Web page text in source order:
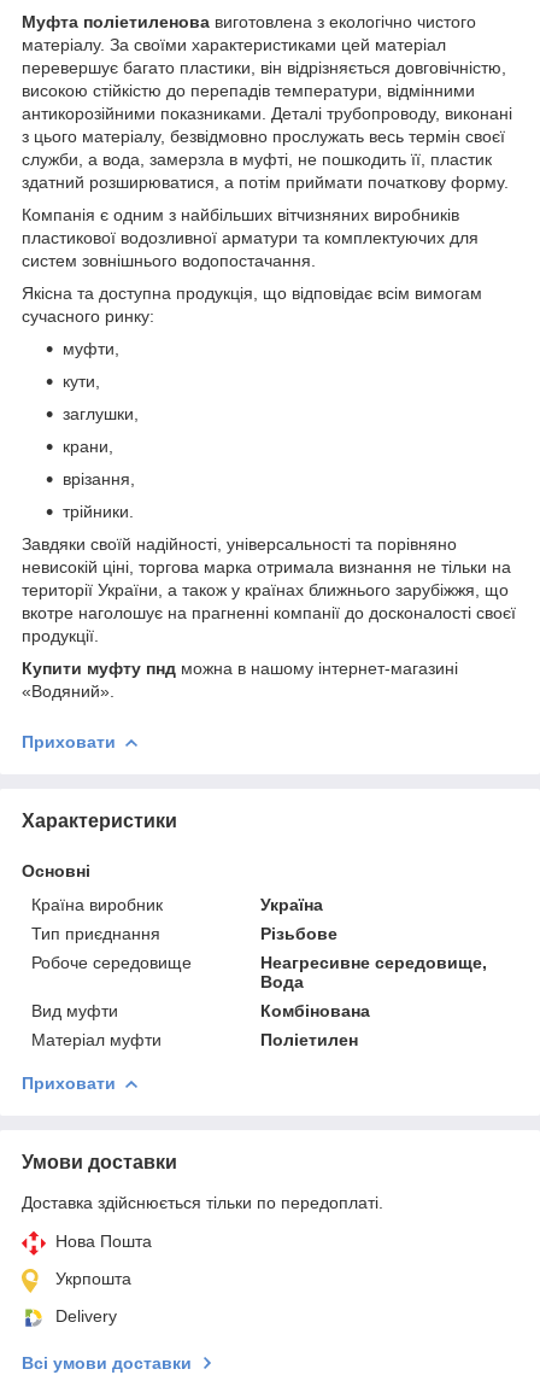
Муфта поліетиленова виготовлена з екологічно чистого
матеріалу. За своїми характеристиками цей матеріал
перевершує багато пластики, він відрізняється довговічністю,
високою стійкістю до перепадів температури, відмінними
антикорозійними показниками. Деталі трубопроводу, виконані
з цього матеріалу, безвідмовно прослужать весь термін своєї
служби, а вода, замерзла в муфті, не пошкодить її, пластик
здатний розширюватися, а потім приймати початкову форму.
Компанія є одним з найбільших вітчизняних виробників
пластикової водозливної арматури та комплектуючих для
систем зовнішнього водопостачання.
Якісна та доступна продукція, що відповідає всім вимогам
сучасного ринку:
муфти,
кути,
заглушки,
крани,
врізання,
трійники.
Завдяки своїй надійності, універсальності та порівняно
невисокій ціні, торгова марка отримала визнання не тільки на
території України, а також у країнах ближнього зарубіжжя, що
вкотре наголошує на прагненні компанії до досконалості своєї
продукції.
Купити муфту пнд можна в нашому інтернет-магазині
«Водяний».
Приховати
Характеристики
Основні
Країна виробник
Україна
Тип приєднання
Різьбове
Робоче середовище
Неагресивне середовище,
Вода
Вид муфти
Комбінована
Матеріал муфти
Поліетилен
Приховати
Умови доставки
Доставка здійснюється тільки по передоплаті.
Нова Пошта
Укрпошта
Delivery
Всі умови доставки